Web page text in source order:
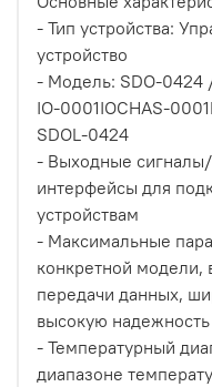
- Тип устройства:
устройство
- Модель: SDO-0424
IO-0001IOCHAS-
SDOL-0424
- Выходные
интерфейсы для
устройствам
- Максимальные
конкретной модели,
передачи данных,
высокую надежность
- Температурный
диапазоне